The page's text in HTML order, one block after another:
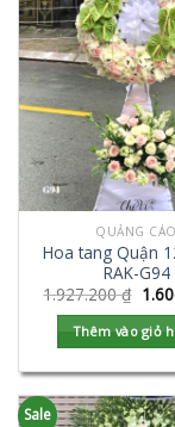
QUẢNG CÁO
Hoa tang Quận
RAK-G94
1.927.200₫
Thêm vào giỏ
Sale